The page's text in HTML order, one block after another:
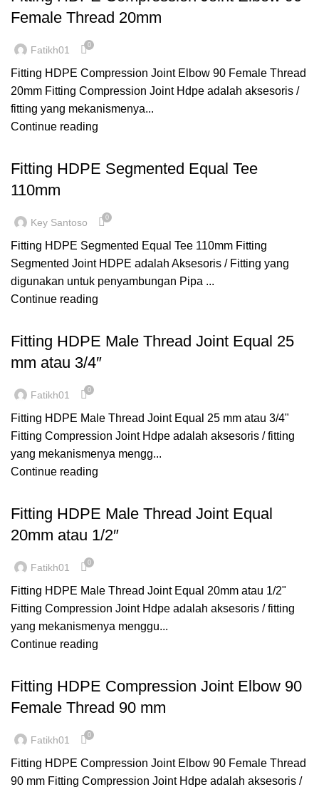
Female Thread 20mm
Fatikh01 0
Fitting HDPE Compression Joint Elbow 90 Female Thread
20mm Fitting Compression Joint Hdpe adalah aksesoris /
fitting yang mekanismenya...
Continue reading
Fitting HDPE Segmented Equal Tee
110mm
Key Santoso 0
Fitting HDPE Segmented Equal Tee 110mm Fitting
Segmented Joint HDPE adalah Aksesoris / Fitting yang
digunakan untuk penyambungan Pipa ...
Continue reading
Fitting HDPE Male Thread Joint Equal 25
mm atau 3/4″
Fatikh01 0
Fitting HDPE Male Thread Joint Equal 25 mm atau 3/4"
Fitting Compression Joint Hdpe adalah aksesoris / fitting
yang mekanismenya mengg...
Continue reading
Fitting HDPE Male Thread Joint Equal
20mm atau 1/2″
Fatikh01 0
Fitting HDPE Male Thread Joint Equal 20mm atau 1/2"
Fitting Compression Joint Hdpe adalah aksesoris / fitting
yang mekanismenya menggu...
Continue reading
Fitting HDPE Compression Joint Elbow 90
Female Thread 90 mm
Fatikh01 0
Fitting HDPE Compression Joint Elbow 90 Female Thread
90 mm Fitting Compression Joint Hdpe adalah aksesoris /